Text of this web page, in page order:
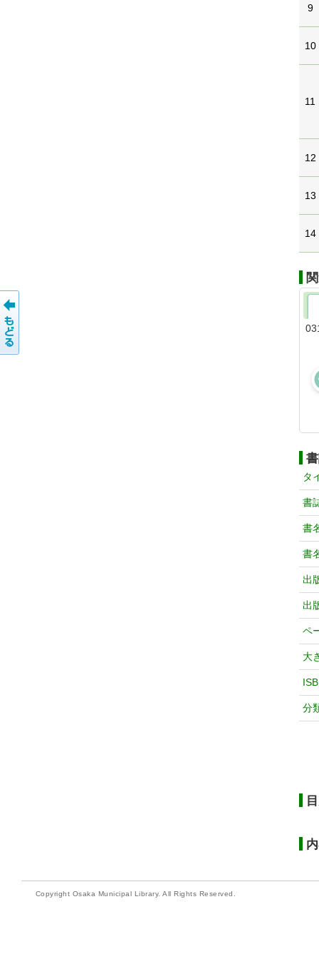
9
10
11
12
13
14
タ
書
書
書
出
出
ペ
大
分
Copyright Osaka Municipal Library. All Rights Reserved.